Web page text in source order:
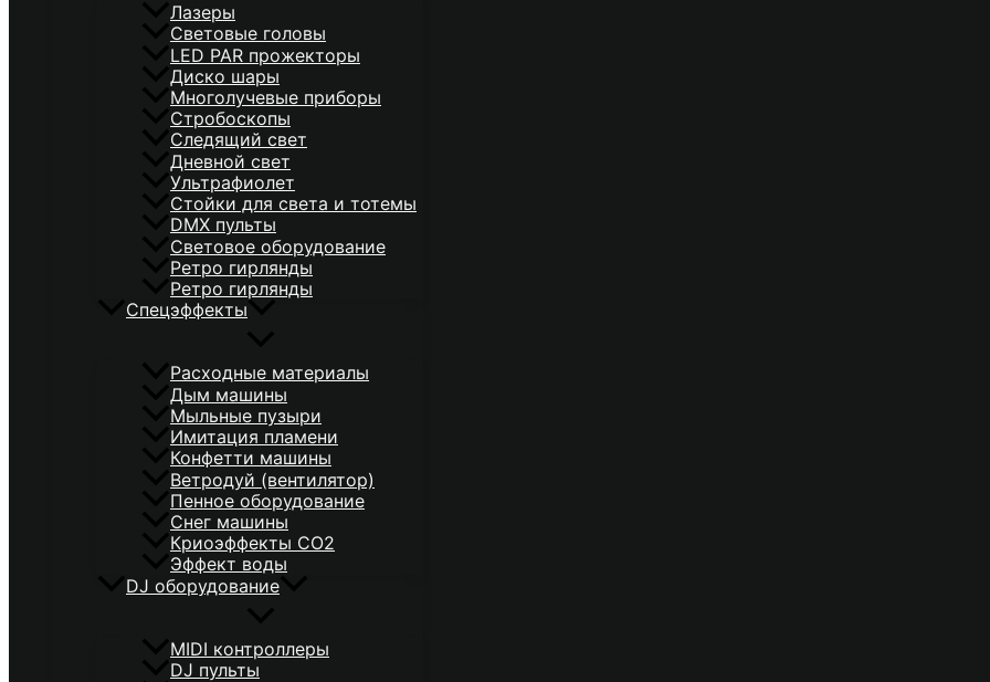
Лазеры
Световые головы
LED PAR прожекторы
Диско шары
Многолучевые приборы
Стробоскопы
Следящий свет
Дневной свет
Ультрафиолет
Стойки для света и тотемы
DMX пульты
Световое оборудование
Ретро гирлянды
Ретро гирлянды
Спецэффекты
Расходные материалы
Дым машины
Мыльные пузыри
Имитация пламени
Конфетти машины
Ветродуй (вентилятор)
Пенное оборудование
Снег машины
Криоэффекты CO2
Эффект воды
DJ оборудование
MIDI контроллеры
DJ пульты